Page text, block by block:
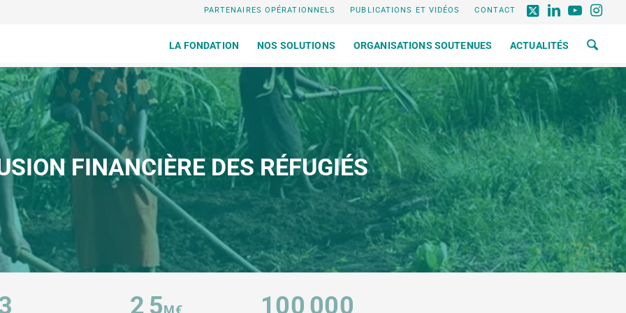
PARTENAIRES OPÉRATIONNELS PUBLICATIONS ET VIDÉOS CONTACT
LA FONDATION NOS SOLUTIONS ORGANISATIONS SOUTENUES ACTUALITÉS
FINANCIÈRE DES RÉFUGIÉS
2 5M€ 100 000